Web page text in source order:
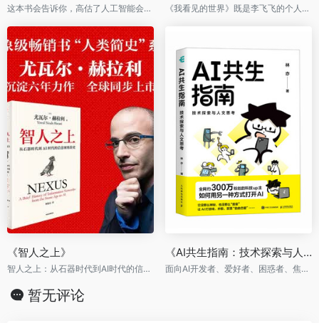
这本书会告诉你，高估了人工智能会带来什么社会问题 《我看见的世界》既是李飞飞的个人史，也是一部波澜壮阔、跌宕起伏的人工智能发展史。
《智人之上》
智人之上：从石器时代到AI时代的信息网络简史
《AI共生指南：技术探索与人文思考》
面向AI开发者、爱好者、困惑者、焦虑者的破局手册
暂无评论